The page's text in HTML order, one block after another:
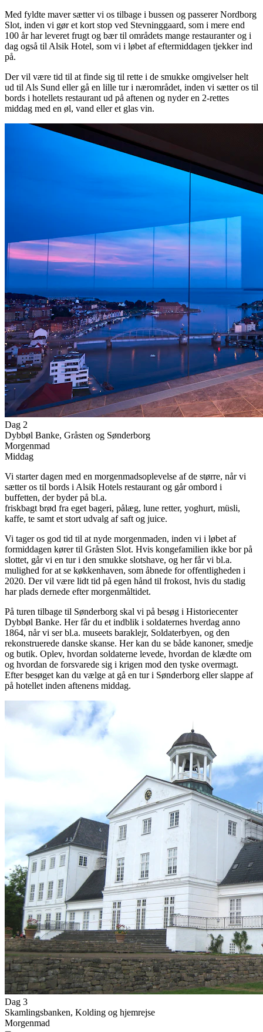
Med fyldte maver sætter vi os tilbage i bussen og passerer Nordborg
Slot, inden vi gør et kort stop ved Stevninggaard, som i mere end
100 år har leveret frugt og bær til områdets mange restauranter og i
dag også til Alsik Hotel, som vi i løbet af eftermiddagen tjekker ind
på.
Der vil være tid til at finde sig til rette i de smukke omgivelser helt
ud til Als Sund eller gå en lille tur i nærområdet, inden vi sætter os til
bords i hotellets restaurant ud på aftenen og nyder en 2-rettes
middag med en øl, vand eller et glas vin.
Dag 2
Dybbøl Banke, Gråsten og Sønderborg
Morgenmad
Middag
Vi starter dagen med en morgenmadsoplevelse af de større, når vi
sætter os til bords i Alsik Hotels restaurant og går ombord i
buffetten, der byder på bl.a.
friskbagt brød fra eget bageri, pålæg, lune retter, yoghurt, müsli,
kaffe, te samt et stort udvalg af saft og juice.
Vi tager os god tid til at nyde morgenmaden, inden vi i løbet af
formiddagen kører til Gråsten Slot. Hvis kongefamilien ikke bor på
slottet, går vi en tur i den smukke slotshave, og her får vi bl.a.
mulighed for at se køkkenhaven, som åbnede for offentligheden i
2020. Der vil være lidt tid på egen hånd til frokost, hvis du stadig
har plads dernede efter morgenmåltidet.
På turen tilbage til Sønderborg skal vi på besøg i Historiecenter
Dybbøl Banke. Her får du et indblik i soldaternes hverdag anno
1864, når vi ser bl.a. museets baraklejr, Soldaterbyen, og den
rekonstruerede danske skanse. Her kan du se både kanoner, smedje
og butik. Oplev, hvordan soldaterne levede, hvordan de klædte om
og hvordan de forsvarede sig i krigen mod den tyske overmagt.
Efter besøget kan du vælge at gå en tur i Sønderborg eller slappe af
på hotellet inden aftenens middag.
Dag 3
Skamlingsbanken, Kolding og hjemrejse
Morgenmad